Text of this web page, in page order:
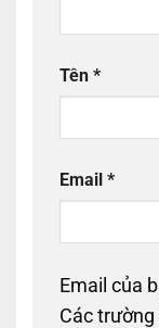
Tên *
Email *
Email của
Các